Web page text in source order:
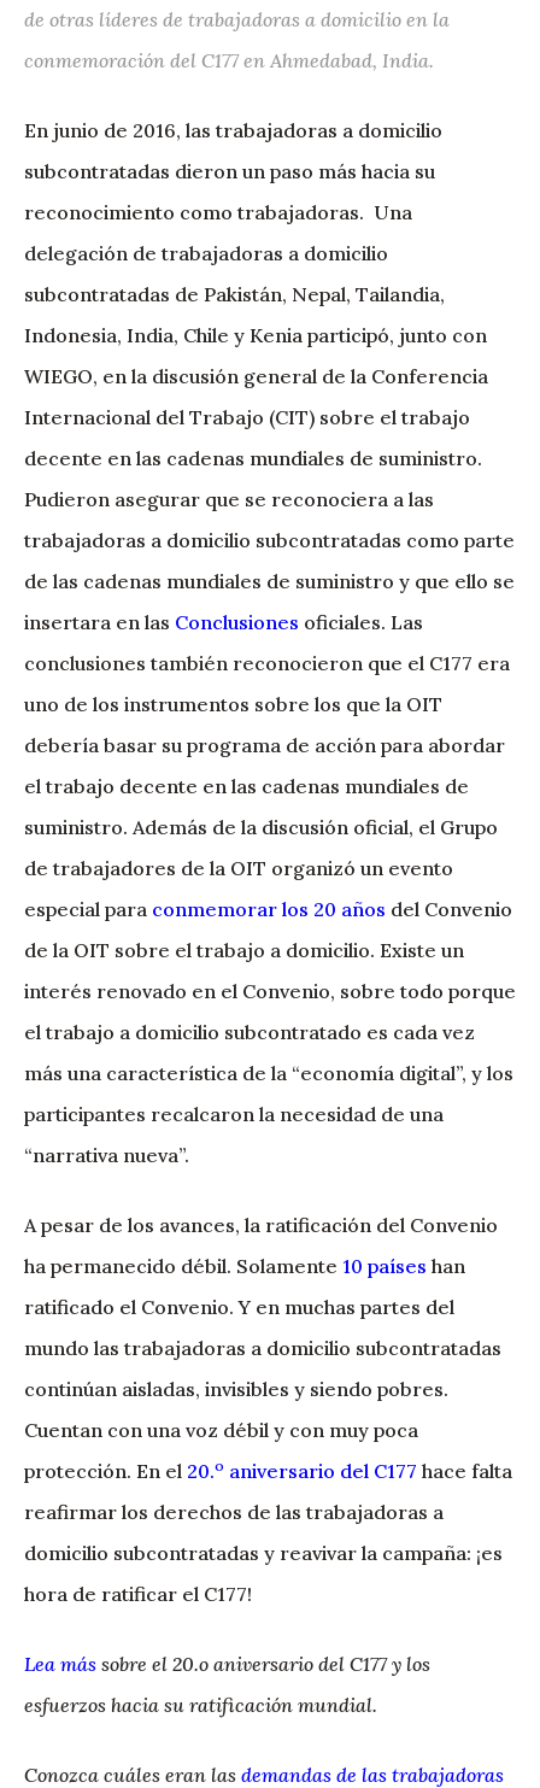
de otras líderes de trabajadoras a domicilio en la
conmemoración del C177 en Ahmedabad, India.
En junio de 2016, las trabajadoras a domicilio
subcontratadas dieron un paso más hacia su
reconocimiento como trabajadoras. Una
delegación de trabajadoras a domicilio
subcontratadas de Pakistán, Nepal, Tailandia,
Indonesia, India, Chile y Kenia participó, junto con
WIEGO, en la discusión general de la Conferencia
Internacional del Trabajo (CIT) sobre el trabajo
decente en las cadenas mundiales de suministro.
Pudieron asegurar que se reconociera a las
trabajadoras a domicilio subcontratadas como parte
de las cadenas mundiales de suministro y que ello se
insertara en las Conclusiones oficiales. Las
conclusiones también reconocieron que el C177 era
uno de los instrumentos sobre los que la OIT
debería basar su programa de acción para abordar
el trabajo decente en las cadenas mundiales de
suministro. Además de la discusión oficial, el Grupo
de trabajadores de la OIT organizó un evento
especial para conmemorar los 20 años del Convenio
de la OIT sobre el trabajo a domicilio. Existe un
interés renovado en el Convenio, sobre todo porque
el trabajo a domicilio subcontratado es cada vez
más una característica de la “economía digital”, y los
participantes recalcaron la necesidad de una
“narrativa nueva”.
A pesar de los avances, la ratificación del Convenio
ha permanecido débil. Solamente 10 países han
ratificado el Convenio. Y en muchas partes del
mundo las trabajadoras a domicilio subcontratadas
continúan aisladas, invisibles y siendo pobres.
Cuentan con una voz débil y con muy poca
protección. En el 20.o aniversario del C177 hace falta
reafirmar los derechos de las trabajadoras a
domicilio subcontratadas y reavivar la campaña: ¡es
hora de ratificar el C177!
Lea más sobre el 20.o aniversario del C177 y los
esfuerzos hacia su ratificación mundial.
Conozca cuáles eran las demandas de las trabajadoras